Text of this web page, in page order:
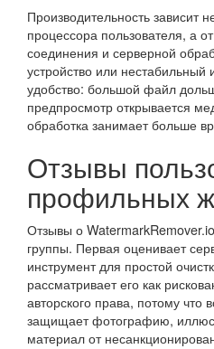
Производительность зависит
процессора пользователя, а
соединения и серверной
устройство или нестабильный
удобство: большой файл
предпросмотр открывается
обработка занимает больше
Отзывы
профильных
Отзывы о
группы. Первая оценивает
инструмент для простой
рассматривает его как
авторского права, потому что
защищает фотографию,
материал от